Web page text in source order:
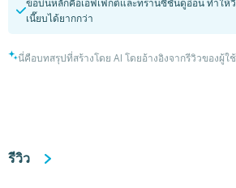
ข้อบ่นหลักคือเอฟเฟกต์และทรานซิชันดูอ่อน ทำให้วิ
เนี๊ยบได้ยากกว่า
นี่คือบทสรุปที่สร้างโดย AI โดยอ้างอิงจากรีวิวของผู้ใช้
รีวิว